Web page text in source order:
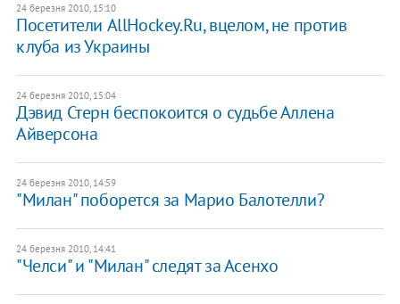
24 березня 2010, 15:10
Посетители AllHockey.Ru, вцелом, не против
клуба из Украины
24 березня 2010, 15:04
Дэвид Стерн беспокоится о судьбе Аллена
Айверсона
24 березня 2010, 14:59
"Милан" поборется за Марио Балотелли?
24 березня 2010, 14:41
"Челси" и "Милан" следят за Асенхо